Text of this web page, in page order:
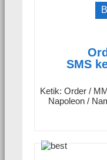
SMS
Ketik: Order /
Napoleon /